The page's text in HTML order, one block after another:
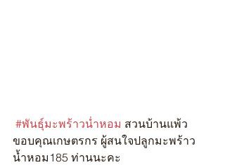
#พันธุ์มะพร้าวน่ำหอม สวนบ้านแพ้ว
ขอบคุณเกษตรกร ผู้สนใจปลูกมะพร้าว
น้ำหอม185 ท่านนะคะ